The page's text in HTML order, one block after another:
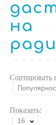
на
Сортировать
Показать:
16